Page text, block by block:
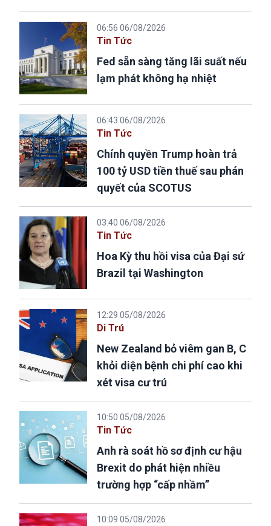
06:56 06/08/2026
Tin Tức
Fed sẵn sàng tăng lãi suất nếu
lạm phát không hạ nhiệt
06:43 06/08/2026
Tin Tức
Chính quyền Trump hoàn trả
100 tỷ USD tiền thuế sau phán
quyết của SCOTUS
03:40 06/08/2026
Tin Tức
Hoa Kỳ thu hồi visa của Đại sứ
Brazil tại Washington
12:29 05/08/2026
Di Trú
New Zealand bỏ viêm gan B, C
khỏi diện bệnh chi phí cao khi
xét visa cư trú
10:50 05/08/2026
Tin Tức
Anh rà soát hồ sơ định cư hậu
Brexit do phát hiện nhiều
trường hợp “cấp nhầm”
10:09 05/08/2026